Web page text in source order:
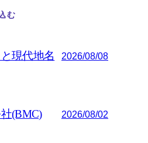
む
現代地名 2026/08/08
(BMC) 2026/08/02